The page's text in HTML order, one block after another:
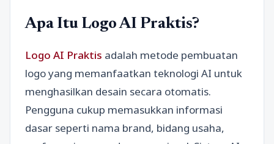
Apa Itu Logo AI Praktis?
Logo AI Praktis adalah metode pembuatan
logo yang memanfaatkan teknologi AI untuk
menghasilkan desain secara otomatis.
Pengguna cukup memasukkan informasi
dasar seperti nama brand, bidang usaha,